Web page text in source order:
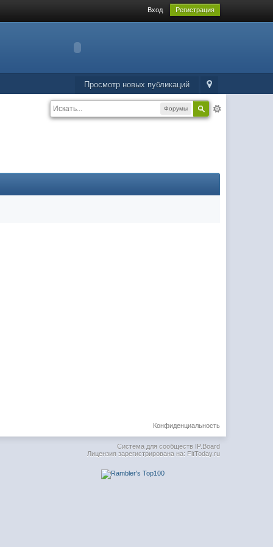
Вход Регистрация
Просмотр новых публикаций
Форумы
Конфиденциальность
Система для сообществ IP.Board
Лицензия зарегистрирована на: FitToday.ru